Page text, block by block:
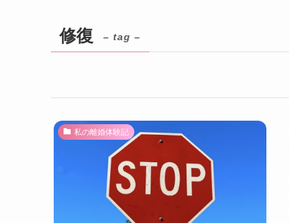
修復 – tag –
私の離婚体験記